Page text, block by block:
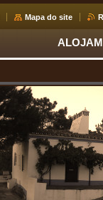
Mapa do site